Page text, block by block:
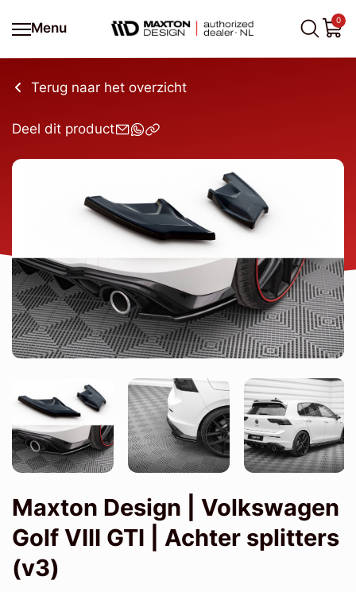
Menu
0
Terug naar het overzicht
Deel dit product
Maxton Design | Volkswagen
Golf VIII GTI | Achter splitters
(v3)